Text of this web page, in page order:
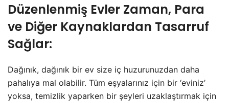
Düzenlenmiş Evler Zaman, Para
ve Diğer Kaynaklardan Tasarruf
Sağlar:
Dağınık, dağınık bir ev size iç huzurunuzdan daha
pahalıya mal olabilir. Tüm eşyalarınız için bir ‘eviniz’
yoksa, temizlik yaparken bir şeyleri uzaklaştırmak için